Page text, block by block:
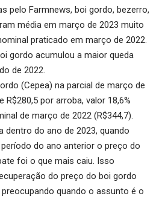
pelo Farmnews, boi gordo, bezerro,
média em março de 2023 muito
praticado em março de 2022.
gordo acumulou a maior queda
de 2022.
(Cepea) na parcial de março de
R$280,5 por arroba, valor 18,6%
de março de 2022 (R$344,7).
dentro do ano de 2023, quando
do ano anterior o preço do
foi o que mais caiu. Isso
do preço do boi gordo
quando o assunto é o